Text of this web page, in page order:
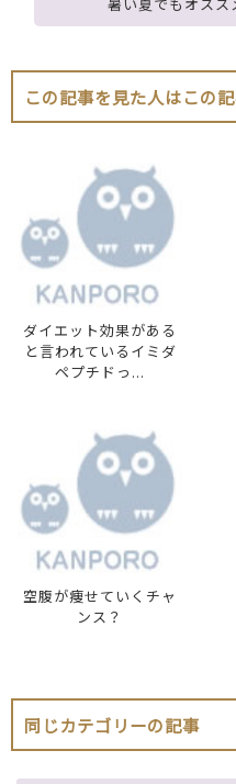
この記事を見た人はこの
ダイエット効果がある
と言われているイミダ
ペプチドっ...
空腹が痩せていくチャ
ンス？
同じカテゴリーの記事